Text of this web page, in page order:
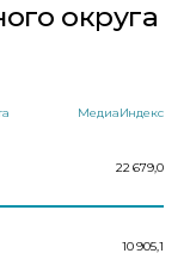
округа
МедиаИндекс
22 679,0
10 905,1